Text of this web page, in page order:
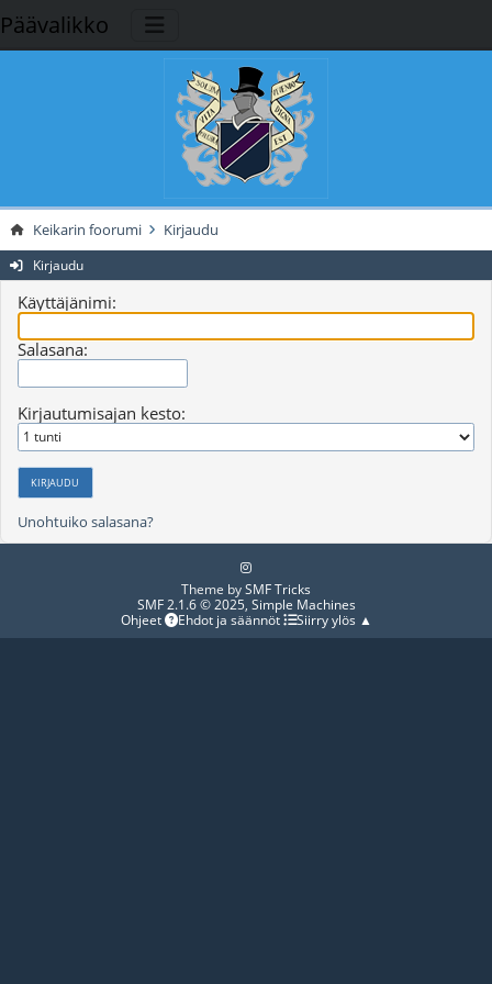
Päävalikko
Keikarin foorumi Kirjaudu
Kirjaudu
Käyttäjänimi:
Salasana:
Kirjautumisajan kesto:
Unohtuiko salasana?
Theme bySMF Tricks
SMF 2.1.6 © 2025, Simple Machines
Ohjeet
Ehdot ja säännöt Siirry ylös ▲